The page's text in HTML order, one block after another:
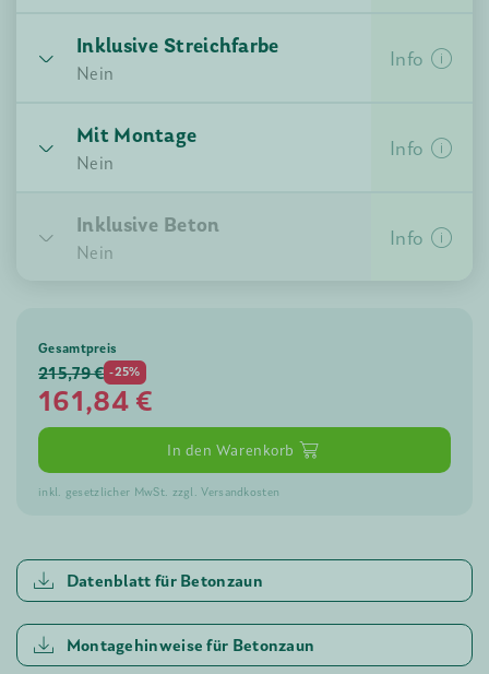
Inklusive Streichfarbe
Nein
Info
Mit Montage
Nein
Info
Nein
Inklusive Beton
Nein
Info
Gesamtpreis
215,79 € -25%
161,84€
In den Warenkorb
inkl. gesetzlicher MwSt. zzgl. Versandkosten
Datenblatt für Betonzaun
Montagehinweise für Betonzaun